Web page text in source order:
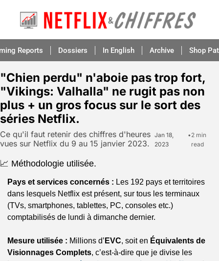
Reports Dossiers In English Archive Shop
"Chien perdu" n'aboie pas trop fort,
"Vikings: Valhalla" ne rugit pas non
plus + un gros focus sur le sort des
séries Netflix.
Ce qu'il faut retenir des chiffres d'heures
vues sur Netflix du 9 au 15 janvier 2023.
Jan 18,
2023
•2 min
read
📈 Méthodologie utilisée.
Pays et services concernés : Les 192 pays et territoires
dans lesquels Netflix est présent, sur tous les terminaux
(TVs, smartphones, tablettes, PC, consoles etc.)
comptabilisés de lundi à dimanche dernier.
Mesure utilisée : Millions d’ EVC, soit en Équivalents de
Visionnages Complets, c’est-à-dire que je divise les